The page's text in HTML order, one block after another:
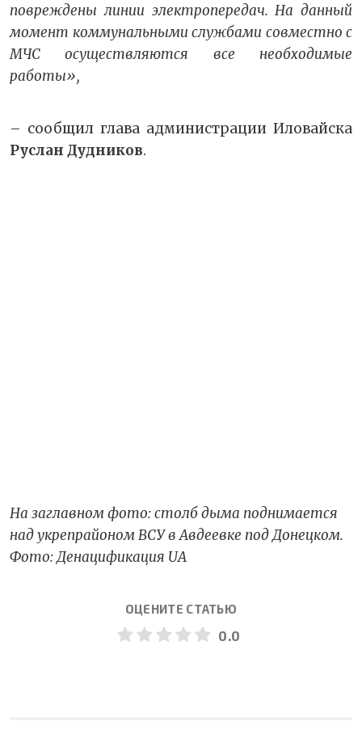
повреждены линии электропередач. На данный
момент коммунальными службами совместно с
МЧС осуществляются все необходимые
работы»,
– сообщил глава администрации Иловайска
Руслан Дудников.
На заглавном фото: столб дыма поднимается
над укрепрайоном ВСУ в Авдеевке под Донецком.
Фото: Денацификация UA
ОЦЕНИТЕ СТАТЬЮ
0.0